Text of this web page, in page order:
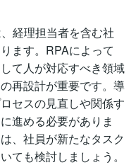
経理担当者を含む社
ます。RPAによって
て人が対応すべき領域
再設計が重要です。導
セスの見直しや関係す
進める必要がありま
、社員が新たなタスク
ても検討しましょう。